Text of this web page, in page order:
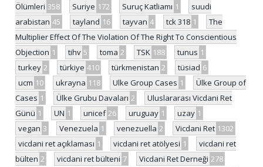
Ölümleri 358 Suriye 172 Suruç Katliamı 1
suudi
arabistan 45 tayland 16 tayvan 4 tck 318 1
The
Multiplier Effect Of The Violation Of The Right To Conscientious
Objection 1 tihv 5 toma 2 TSK 188 tunus 1
turkey 2 türkiye 410 türkmenistan 2 tüsiad 6
ucm 10 ukrayna 118 Ulke Group Cases 1
Ülke Group of
Cases 1 Ülke Grubu Davaları 2
Uluslararası Vicdani Ret
Günü 1 UN 1 unicef 26 uruguay 1 uzay 1
vegan 3 Venezuela 1 venezuella 2 Vicdani Ret 1302
vicdani ret açıklaması 1 vicdani ret atölyesi 1
vicdani ret
bülten 2 vicdani ret bülteni 7 Vicdani Ret Derneği 278